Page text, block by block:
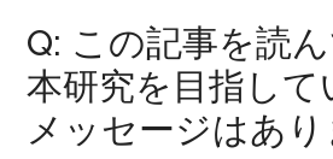
Q: この記事を読ん
本研究を目指して
メッセージはあり